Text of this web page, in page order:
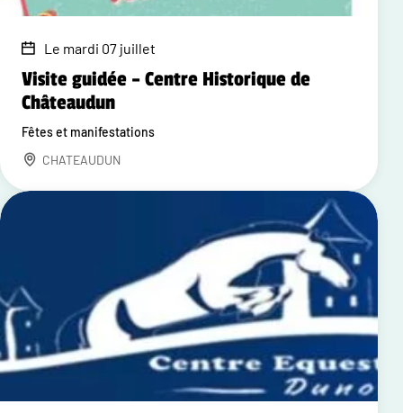
Le mardi 07 juillet
Visite guidée – Centre Historique de
Châteaudun
Fêtes et manifestations
CHATEAUDUN